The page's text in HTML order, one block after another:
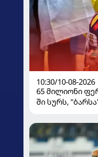
10:30/10-08-2026
65 მილიონი
ში სურს,